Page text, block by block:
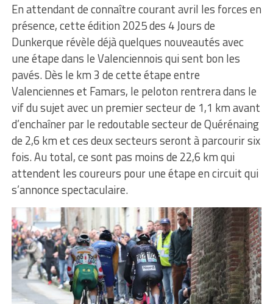
En attendant de connaître courant avril les forces en
présence, cette édition 2025 des 4 Jours de
Dunkerque révèle déjà quelques nouveautés avec
une étape dans le Valenciennois qui sent bon les
pavés. Dès le km 3 de cette étape entre
Valenciennes et Famars, le peloton rentrera dans le
vif du sujet avec un premier secteur de 1,1 km avant
d’enchaîner par le redoutable secteur de Quérénaing
de 2,6 km et ces deux secteurs seront à parcourir six
fois. Au total, ce sont pas moins de 22,6 km qui
attendent les coureurs pour une étape en circuit qui
s’annonce spectaculaire.